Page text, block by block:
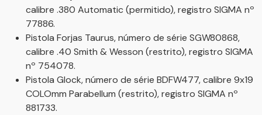
calibre .380 Automatic (permitido), registro SIGMA nº
77886.
Pistola Forjas Taurus, número de série SGW80868,
calibre .40 Smith & Wesson (restrito), registro SIGMA
nº 754078.
Pistola Glock, número de série BDFW477, calibre 9x19
COLOmm Parabellum (restrito), registro SIGMA nº
881733.